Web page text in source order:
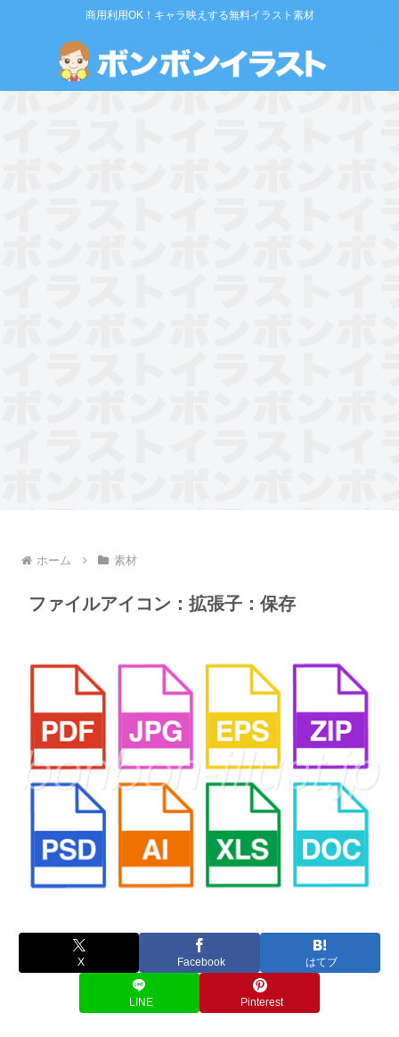
商用利用OK！キャラ映えする無料イラスト素材
ホーム 素材
ファイルアイコン：拡張子：保存
X Facebook はてブ
LINE Pinterest